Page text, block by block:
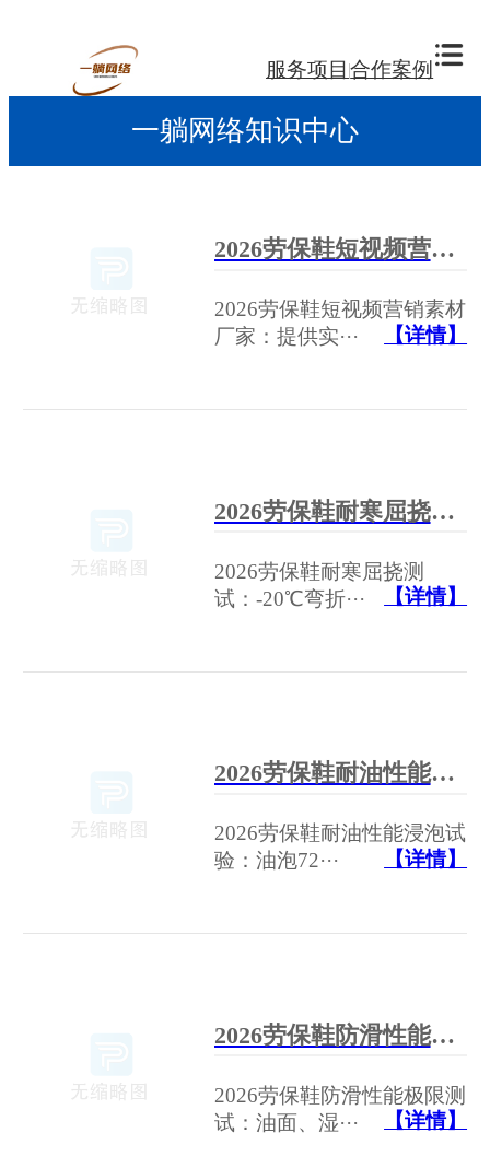
服务项目 合作案例
一躺网络知识中心
2026劳保鞋短视频营销素材厂家：提供实拍爆款视频素材
2026劳保鞋短视频营销素材
厂家：提供实···
【详情】
2026劳保鞋耐寒屈挠测试：-20℃弯折3万次不断底厂家推荐
2026劳保鞋耐寒屈挠测
试：-20℃弯折···
【详情】
2026劳保鞋耐油性能浸泡试验：油泡72小时后鞋底硬度变化榜
2026劳保鞋耐油性能浸泡试
验：油泡72···
【详情】
2026劳保鞋防滑性能极限测试：油面、湿滑地面排名
2026劳保鞋防滑性能极限测
试：油面、湿···
【详情】